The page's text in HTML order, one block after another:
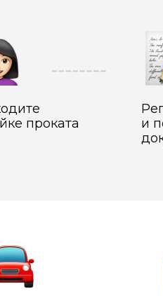
проката
и